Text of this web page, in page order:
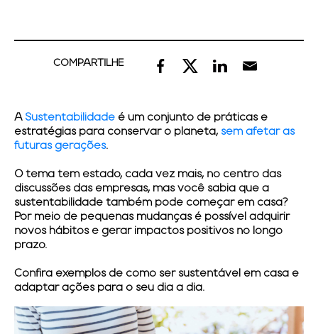
COMPARTILHE
ASustentabilidade é um conjunto de práticas e
estratégias para conservar o planeta, sem afetar as
futuras gerações.
O tema tem estado, cada vez mais, no centro das
discussões das empresas, mas você sabia que a
sustentabilidade também pode começar em casa?
Por meio de pequenas mudanças é possível adquirir
novos hábitos e gerar impactos positivos no longo
prazo.
Confira exemplos de como ser sustentável em casa e
adaptar ações para o seu dia a dia.